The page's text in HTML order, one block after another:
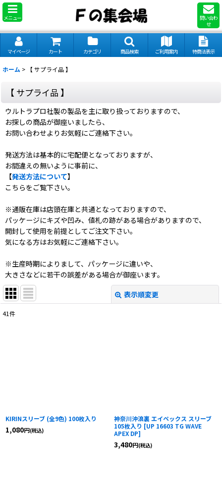
メニュー
問い合わ
せ
マイページ カート カテゴリ 商品検索 ご利用案内 特商法表示
ホーム > 【 サプライ品 】
【 サプライ品 】
ウルトラプロ社製の製品を主に取り扱っておりますので、
お探しの商品が御座いましたら、
お問い合わせよりお気軽にご連絡下さい。
発送方法は基本的に宅配便となっておりますが、
お間違えの無いように事前に、
【発送方法について】
こちらをご覧下さい。
※通販在庫は店頭在庫と共通となっておりますので、
パッケージにキズや凹み、値札の跡がある場合がありますので、
開封して使用を前提としてご注文下さい。
気になる方はお気軽にご連絡下さい。
※生産時期によりまして、パッケージに違いや、
大きさなどに若干の誤差がある場合が御座います。
表示順変更
41件
KIRINスリーブ (全9色) 100枚入り
1,080円(税込)
神奈川沖浪裏 エイペックス スリーブ
105枚入り [UP 16603 TG WAVE
APEX DP]
3,480円(税込)